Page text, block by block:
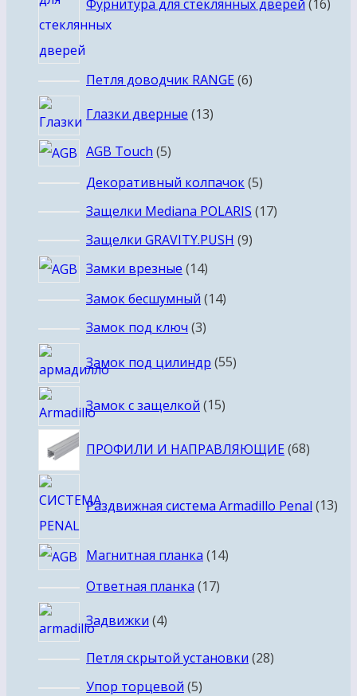
Фурнитура для стеклянных дверей 16
Петля доводчик RANGE 66
Глазки дверные 1313
AGB Touch 55
товаров
Декоративный колпачок 55
товаров
Защелки Mediana POLARIS 1717
Защелки GRAVITY.PUSH 99
Замки врезные 1414
товаров
Замок бесшумный 1414
Замок под ключ 33
Замок под цилиндр 5555
Замок с защелкой 1515
ПРОФИЛИ И НАПРАВЛЯЮЩИЕ 6868
Раздвижная система Armadillo Penal 13
Магнитная планка 1414
Ответная планка 1717
Задвижки 44
Петля скрытой установки 2828
Упор торцевой 55